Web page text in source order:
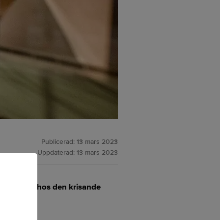
Publicerad: 13 mars 2023
Uppdaterad: 13 mars 2023
hos den krisande